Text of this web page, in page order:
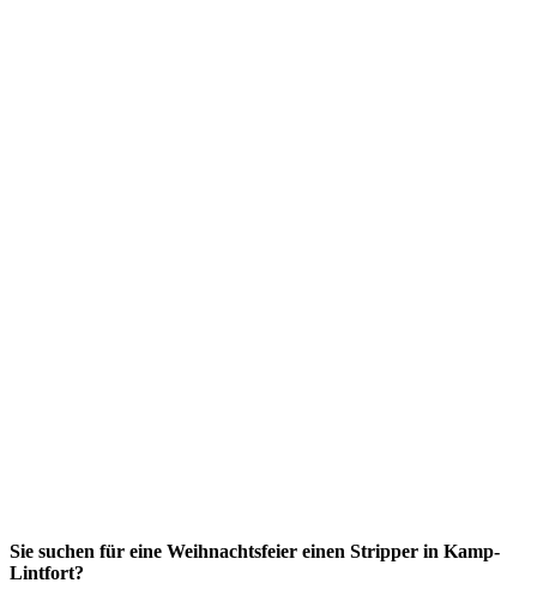
Sie suchen für eine Weihnachtsfeier einen Stripper in Kamp-
Lintfort?